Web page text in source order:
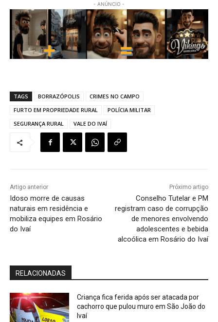
- ANÚNCIO -
TAGS BORRAZÓPOLIS
CRIMES NO CAMPO
FURTO EM PROPRIEDADE RURAL
POLÍCIA MILITAR
SEGURANÇA RURAL
VALE DO IVAÍ
Artigo anterior
Idoso morre de causas
naturais em residência e
mobiliza equipes em Rosário
do Ivaí
Próximo artigo
Conselho Tutelar e PM
registram caso de corrupção
de menores envolvendo
adolescentes e bebida
alcoólica em Rosário do Ivaí
RELACIONADAS
Criança fica ferida após ser atacada por
cachorro que pulou muro em São João do
Ivaí